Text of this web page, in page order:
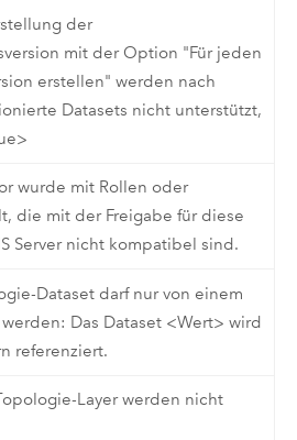
der
mit der Option "Für jeden
erstellen" werden nach
Datasets nicht unterstützt,
wurde mit Rollen oder
die mit der Freigabe für diese
Server nicht kompatibel sind.
Dataset darf nur von einem
Das Dataset <Wert> wird
referenziert.
Layer werden nicht